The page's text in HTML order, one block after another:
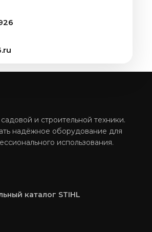
и строительной техники.
надёжное оборудование для
использования.
каталог STIHL